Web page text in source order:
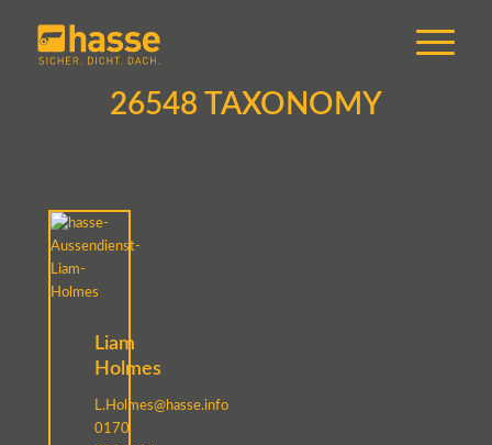
26548 TAXONOMY
Liam
Holmes
L.Holmes@hasse.info
0170